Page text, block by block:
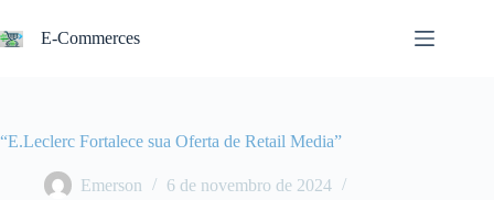
para
o
E-Commerces
“E.Leclerc Fortalece sua Oferta de Retail Media”
Emerson
6 de novembro de 2024